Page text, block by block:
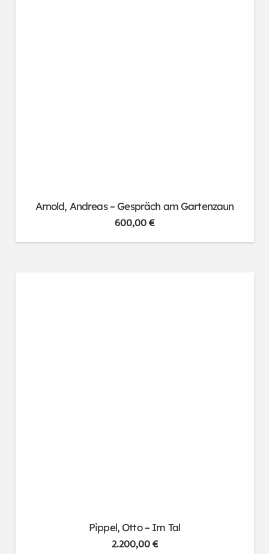
Arnold, Andreas – Gespräch am Gartenzaun
600,00€
Pippel, Otto – Im Tal
2.200,00€